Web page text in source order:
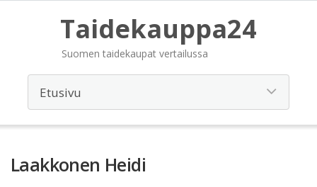
Taidekauppa24
Suomen taidekaupat vertailussa
Laakkonen Heidi